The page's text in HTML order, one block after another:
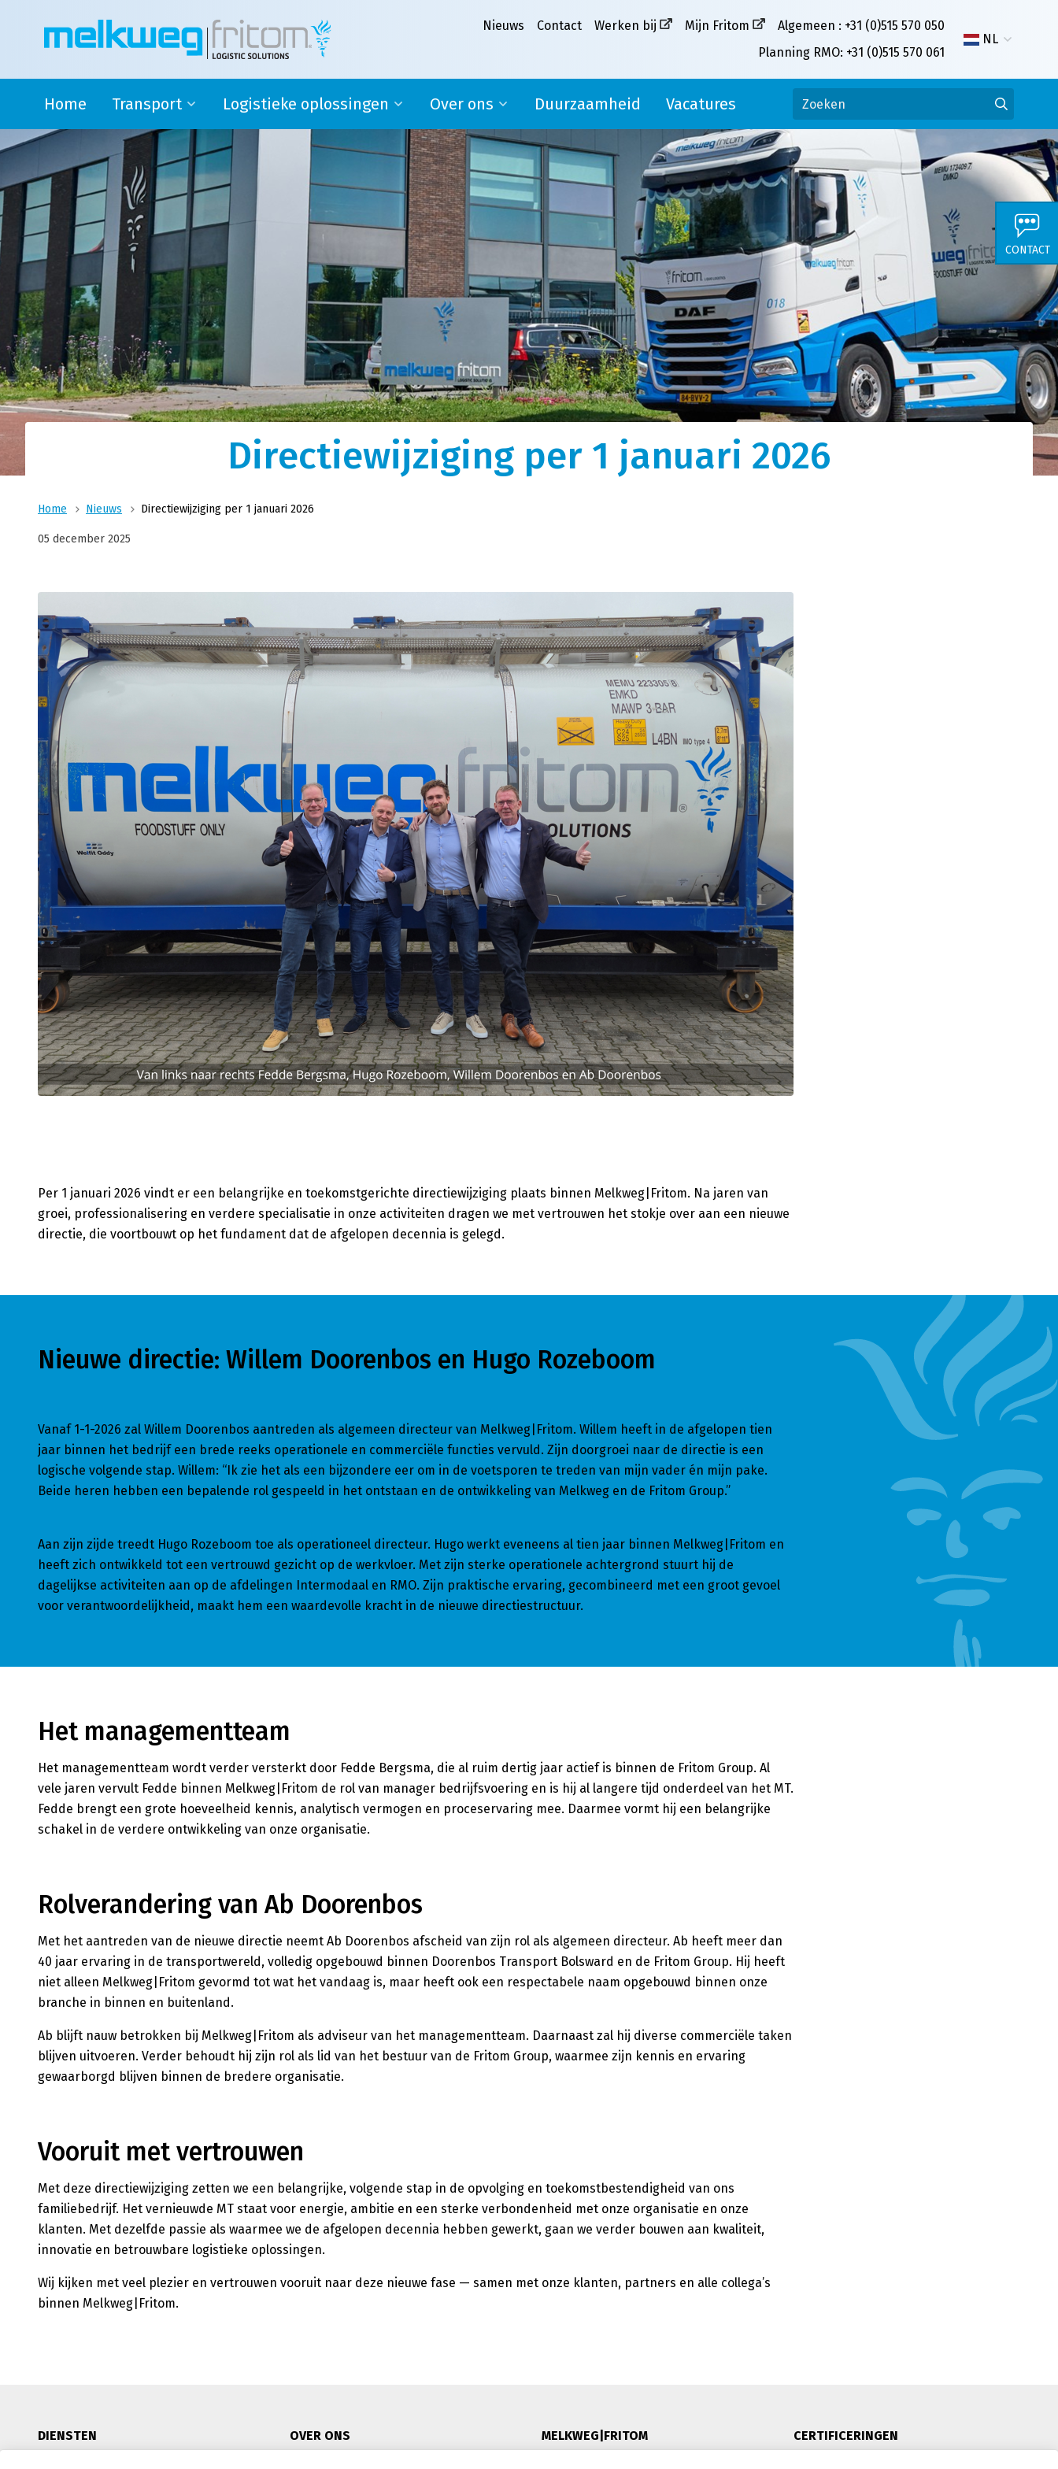
Nieuws Contact Werken bij Mijn Fritom
Algemeen : +31 (0)515 570 050
Planning RMO: +31 (0)515 570 061
NL
Home Transport
Rijdende melkontvangst
Modaal en Intermodaal Tank
transport
Watervoorziening
Transport Engeland
Transport naar Spanje
Transport
producten voor food, feed en technische sector.
Logistieke oplossingen
Safety stock
4PL oplossingen en supplier
logistics
Douane activiteiten
Logistieke oplossingen
Ons nauwsluitende netwerk, optimaal uitgerust
materieel en ervaren chauffeurs vormen de perfecte
combinatie voor al uw logistieke wensen.
Over ons
Ons verhaal
Missie, visie en kernwaarden
MVO
Werken bij Melkweg|Fritom
Over ons
We zijn ooit begonnen als kleine rijdende
melkontvangst. Nu is Melkweg|Fritom uitgegroeid tot
internationaal transport met ruim 600
tankcontainers.
Duurzaamheid Vacatures
CONTACT
Directiewijziging per 1 januari 2026
Home Nieuws Directiewijziging per 1 januari 2026
05 december 2025
Per 1 januari 2026 vindt er een belangrijke en toekomstgerichte directiewijziging plaats binnen Melkweg|Fritom. Na jaren van
groei, professionalisering en verdere specialisatie in onze activiteiten dragen we met vertrouwen het stokje over aan een nieuwe
directie, die voortbouwt op het fundament dat de afgelopen decennia is gelegd.
Nieuwe directie: Willem Doorenbos en Hugo Rozeboom
Vanaf 1-1-2026 zal Willem Doorenbos aantreden als algemeen directeur van Melkweg|Fritom. Willem heeft in de afgelopen tien
jaar binnen het bedrijf een brede reeks operationele en commerciële functies vervuld. Zijn doorgroei naar de directie is een
logische volgende stap. Willem: “Ik zie het als een bijzondere eer om in de voetsporen te treden van mijn vader én mijn pake.
Beide heren hebben een bepalende rol gespeeld in het ontstaan en de ontwikkeling van Melkweg en de Fritom Group.”
Aan zijn zijde treedt Hugo Rozeboom toe als operationeel directeur. Hugo werkt eveneens al tien jaar binnen Melkweg|Fritom en
heeft zich ontwikkeld tot een vertrouwd gezicht op de werkvloer. Met zijn sterke operationele achtergrond stuurt hij de
dagelijkse activiteiten aan op de afdelingen Intermodaal en RMO. Zijn praktische ervaring, gecombineerd met een groot gevoel
voor verantwoordelijkheid, maakt hem een waardevolle kracht in de nieuwe directiestructuur.
Het managementteam
Het managementteam wordt verder versterkt door Fedde Bergsma, die al ruim dertig jaar actief is binnen de Fritom Group. Al
vele jaren vervult Fedde binnen Melkweg|Fritom de rol van manager bedrijfsvoering en is hij al langere tijd onderdeel van het MT.
Fedde brengt een grote hoeveelheid kennis, analytisch vermogen en proceservaring mee. Daarmee vormt hij een belangrijke
schakel in de verdere ontwikkeling van onze organisatie.
Rolverandering van Ab Doorenbos
Met het aantreden van de nieuwe directie neemt Ab Doorenbos afscheid van zijn rol als algemeen directeur. Ab heeft meer dan
40 jaar ervaring in de transportwereld, volledig opgebouwd binnen Doorenbos Transport Bolsward en de Fritom Group. Hij heeft
niet alleen Melkweg|Fritom gevormd tot wat het vandaag is, maar heeft ook een respectabele naam opgebouwd binnen onze
branche in binnen en buitenland.
Ab blijft nauw betrokken bij Melkweg|Fritom als adviseur van het managementteam. Daarnaast zal hij diverse commerciële taken
blijven uitvoeren. Verder behoudt hij zijn rol als lid van het bestuur van de Fritom Group, waarmee zijn kennis en ervaring
gewaarborgd blijven binnen de bredere organisatie.
Vooruit met vertrouwen
Met deze directiewijziging zetten we een belangrijke, volgende stap in de opvolging en toekomstbestendigheid van ons
familiebedrijf. Het vernieuwde MT staat voor energie, ambitie en een sterke verbondenheid met onze organisatie en onze
klanten. Met dezelfde passie als waarmee we de afgelopen decennia hebben gewerkt, gaan we verder bouwen aan kwaliteit,
innovatie en betrouwbare logistieke oplossingen.
Wij kijken met veel plezier en vertrouwen vooruit naar deze nieuwe fase — samen met onze klanten, partners en alle collega’s
binnen Melkweg|Fritom.
DIENSTEN
OVER ONS
MELKWEG|FRITOM
CERTIFICERINGEN